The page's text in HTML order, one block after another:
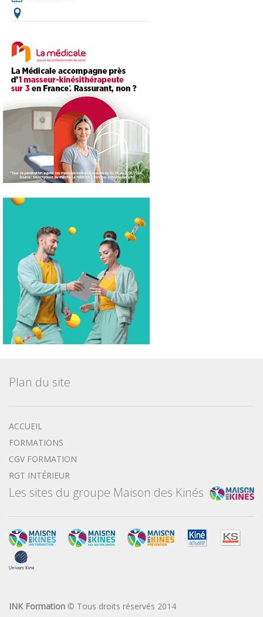
Plan du site
ACCUEIL
FORMATIONS
CGV FORMATION
RGT INTÉRIEUR
Les sites du groupe Maison des Kinés
INK Formation © Tous droits réservés 2014